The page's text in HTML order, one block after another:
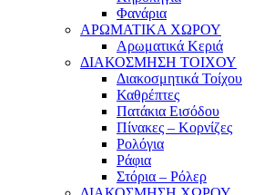
Φανάρια
ΑΡΩΜΑΤΙΚΑ ΧΩΡΟΥ
Αρωματικά Κεριά
ΔΙΑΚΟΣΜΗΣΗ ΤΟΙΧΟΥ
Διακοσμητικά Τοίχου
Καθρέπτες
Πατάκια Εισόδου
Πίνακες – Κορνίζες
Ρολόγια
Ράφια
Στόρια – Ρόλερ